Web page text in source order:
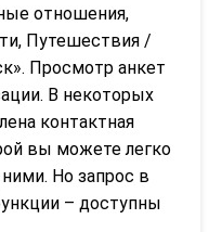
отношения,
Путешествия /
Просмотр анкет
В некоторых
контактная
вы можете легко
Но запрос в
– доступны